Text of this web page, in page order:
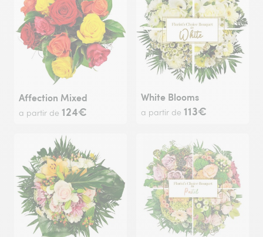
Affection Mixed
a partir de 124€
White Blooms
a partir de 113€